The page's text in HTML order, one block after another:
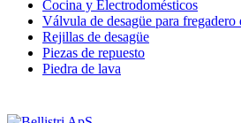
Cocina y Electrodomésticos
Válvula de desagüe para fregadero
Rejillas de desagüe
Piezas de repuesto
Piedra de lava